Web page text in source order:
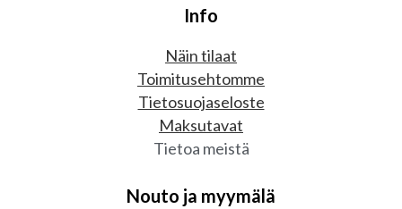
Info
Näin tilaat
Toimitusehtomme
Tietosuojaseloste
Maksutavat
Tietoa meistä
Nouto ja myymälä